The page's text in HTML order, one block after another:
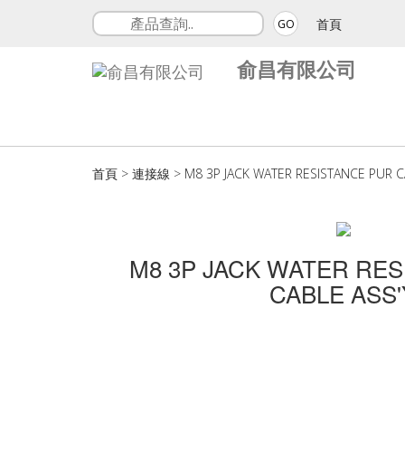
GO 首頁
俞昌有限公司
首頁 > 連接線 > M8 3P JACK WATER RESISTANCE PUR
M8 3P JACK WATER
CABLE